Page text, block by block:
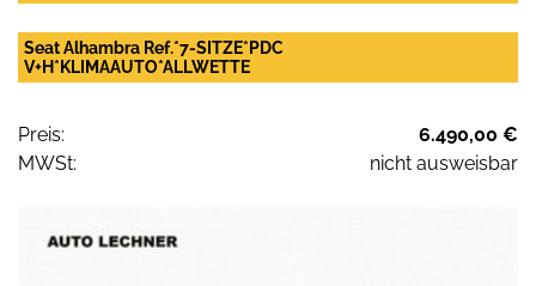
Seat Alhambra Ref.*7-SITZE*PDC
V+H*KLIMAAUTO*ALLWETTE
Preis:
6.490,00 €
MWSt:
nicht ausweisbar